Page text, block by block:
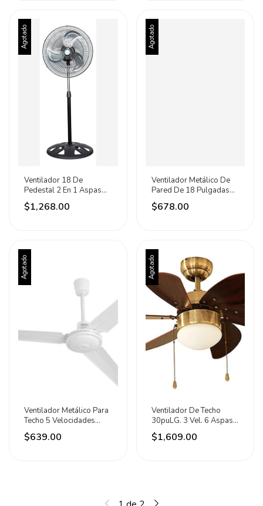
Agotado
Ventilador 18 De
Pedestal 2 En 1 Aspas
Metálicas Tecnovent
45.72 Cm Negro
$1,268.00
Agotado
Ventilador Metálico De
Pared De 18 Pulgadas
50w Katoa 45.72 Cm
60hz Negro Plateadas
$678.00
Agotado
Ventilador Metálico Para
Techo 5 Velocidades
60w Sanelec 1.42 M
Blanco Blanco Metal 3
$639.00
Agotado
Ventilador De Techo
30puLG. 3 Vel. 6 Aspas
Nogal Veker 76.2 Cm
Latón Antiguo
$1,609.00